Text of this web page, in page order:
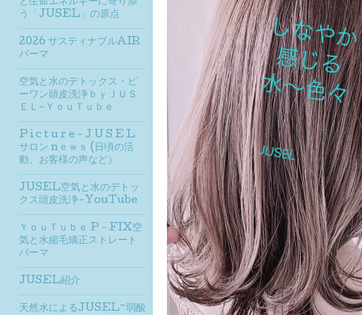
う「JUSEL」の原点
2026 サスティナブルAIR
パーマ
空気と水のデトックス・ビ
ーワン頭皮洗浄ｂｙＪＵＳ
ＥＬ-ＹｏｕＴｕｂｅ
P i c t u r e - J U S E L
サロン nｅｗｓ (日頃の活
動、お客様の声など）
JUSEL空気と水のデトッ
クス頭皮洗浄-YouTube
ＹｏｕＴｕｂｅ P－FIX空
気と水縮毛矯正ストレート
パーマ
JUSEL紹介
天然水によるJUSEL~弱酸